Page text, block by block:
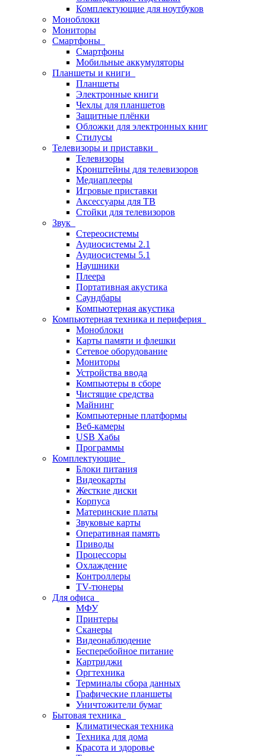
Комплектующие для ноутбуков
Моноблоки
Мониторы
Смартфоны
Смартфоны
Мобильные аккумуляторы
Планшеты и книги
Планшеты
Электронные книги
Чехлы для планшетов
Защитные плёнки
Обложки для электронных книг
Стилусы
Телевизоры и приставки
Телевизоры
Кронштейны для телевизоров
Медиаплееры
Игровые приставки
Аксессуары для ТВ
Стойки для телевизоров
Звук
Стереосистемы
Аудиосистемы 2.1
Аудиосистемы 5.1
Наушники
Плеера
Портативная акустика
Саундбары
Компьютерная акустика
Компьютерная техника и периферия
Моноблоки
Карты памяти и флешки
Сетевое оборудование
Мониторы
Устройства ввода
Компьютеры в сборе
Чистящие средства
Майнинг
Компьютерные платформы
Веб-камеры
USB Хабы
Программы
Комплектующие
Блоки питания
Видеокарты
Жесткие диски
Корпуса
Материнские платы
Звуковые карты
Оперативная память
Приводы
Процессоры
Охлаждение
Контроллеры
TV-тюнеры
Для офиса
МФУ
Принтеры
Сканеры
Видеонаблюдение
Бесперебойное питание
Картриджи
Оргтехника
Терминалы сбора данных
Графические планшеты
Уничтожители бумаг
Бытовая техника
Климатическая техника
Техника для дома
Красота и здоровье